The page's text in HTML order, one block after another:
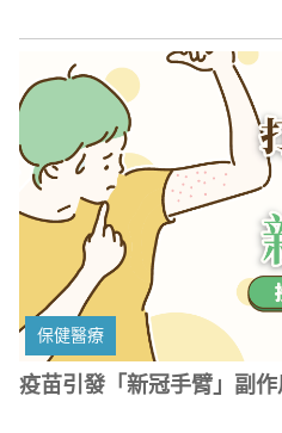
保健醫療
疫苗引發「新冠手臂」副